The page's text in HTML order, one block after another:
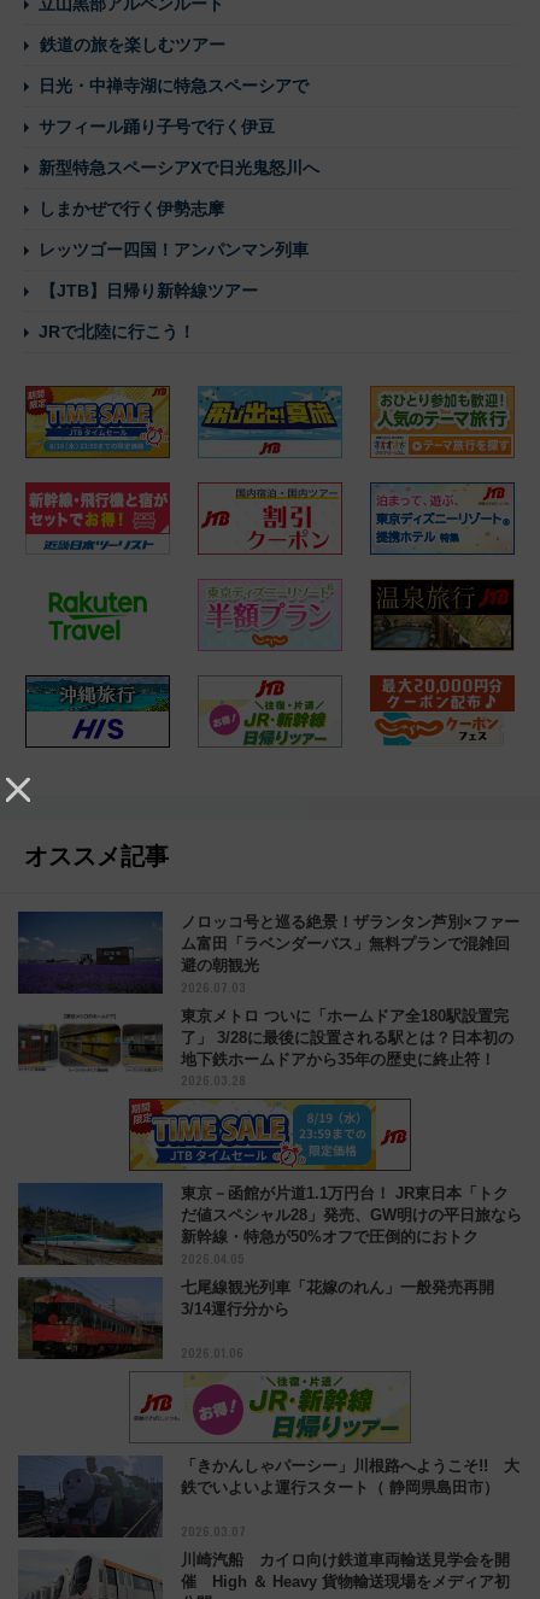
鉄道の旅を楽しむツアー
日光・中禅寺湖に特急スペーシアで
サフィール踊り子号で行く伊豆
新型特急スペーシアXで日光鬼怒川へ
しまかぜで行く伊勢志摩
レッツゴー四国！アンパンマン列車
【JTB】日帰り新幹線ツアー
JRで北陸に行こう！
オススメ記事
ノロッコ号と巡る絶景！ザランタン芦別×ファー
ム富田「ラベンダーバス」無料プランで混雑回
避の朝観光
2026.07.03
東京メトロ ついに「ホームドア全180駅設置完
了」 3/28に最後に設置される駅とは？日本初の
地下鉄ホームドアから35年の歴史に終止符！
2026.03.28
東京－函館が片道1.1万円台！ JR東日本「トク
だ値スペシャル28」発売、GW明けの平日旅なら
新幹線・特急が50%オフで圧倒的におトク
2026.04.05
七尾線観光列車「花嫁のれん」一般発売再開
3/14運行分から
2026.01.06
「きかんしゃパーシー」川根路へようこそ!! 大
鉄でいよいよ運行スタート（ 静岡県島田市）
2026.03.07
川崎汽船 カイロ向け鉄道車両輸送見学会を開
催 High ＆ Heavy 貨物輸送現場をメディア初